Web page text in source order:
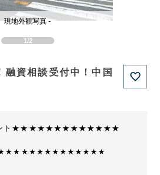
1/2
現地外観写真 -
融資相談受付中！中国
ント★★★★★★★★★★★★★